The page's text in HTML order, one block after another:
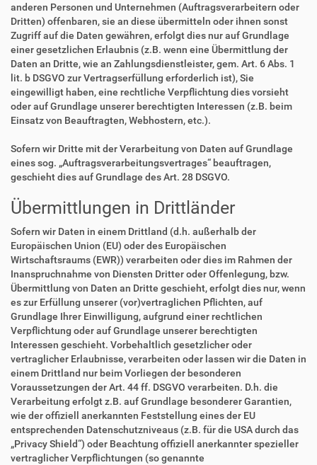
anderen Personen und Unternehmen (Auftragsverarbeitern oder
Dritten) offenbaren, sie an diese übermitteln oder ihnen sonst
Zugriff auf die Daten gewähren, erfolgt dies nur auf Grundlage
einer gesetzlichen Erlaubnis (z.B. wenn eine Übermittlung der
Daten an Dritte, wie an Zahlungsdienstleister, gem. Art. 6 Abs. 1
lit. b DSGVO zur Vertragserfüllung erforderlich ist), Sie
eingewilligt haben, eine rechtliche Verpflichtung dies vorsieht
oder auf Grundlage unserer berechtigten Interessen (z.B. beim
Einsatz von Beauftragten, Webhostern, etc.).
Sofern wir Dritte mit der Verarbeitung von Daten auf Grundlage
eines sog. „Auftragsverarbeitungsvertrages“ beauftragen,
geschieht dies auf Grundlage des Art. 28 DSGVO.
Übermittlungen in Drittländer
Sofern wir Daten in einem Drittland (d.h. außerhalb der
Europäischen Union (EU) oder des Europäischen
Wirtschaftsraums (EWR)) verarbeiten oder dies im Rahmen der
Inanspruchnahme von Diensten Dritter oder Offenlegung, bzw.
Übermittlung von Daten an Dritte geschieht, erfolgt dies nur, wenn
es zur Erfüllung unserer (vor)vertraglichen Pflichten, auf
Grundlage Ihrer Einwilligung, aufgrund einer rechtlichen
Verpflichtung oder auf Grundlage unserer berechtigten
Interessen geschieht. Vorbehaltlich gesetzlicher oder
vertraglicher Erlaubnisse, verarbeiten oder lassen wir die Daten in
einem Drittland nur beim Vorliegen der besonderen
Voraussetzungen der Art. 44 ff. DSGVO verarbeiten. D.h. die
Verarbeitung erfolgt z.B. auf Grundlage besonderer Garantien,
wie der offiziell anerkannten Feststellung eines der EU
entsprechenden Datenschutzniveaus (z.B. für die USA durch das
„Privacy Shield“) oder Beachtung offiziell anerkannter spezieller
vertraglicher Verpflichtungen (so genannte